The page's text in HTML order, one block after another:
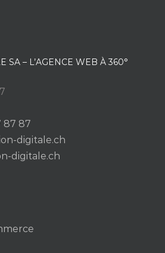
SA – L’AGENCE WEB À 360°
87 87
digitale.ch
digitale.ch